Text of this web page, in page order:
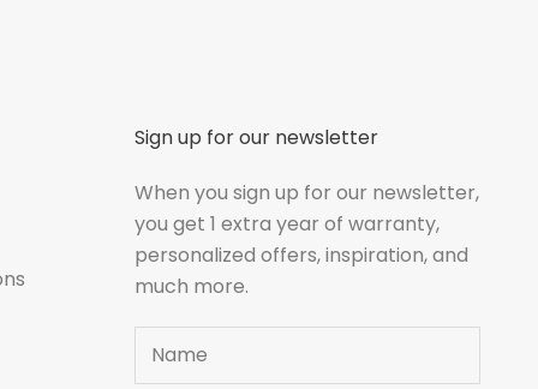
Sign up for our newsletter
When you sign up for our newsletter,
you get 1 extra year of warranty,
personalized offers, inspiration, and
much more.